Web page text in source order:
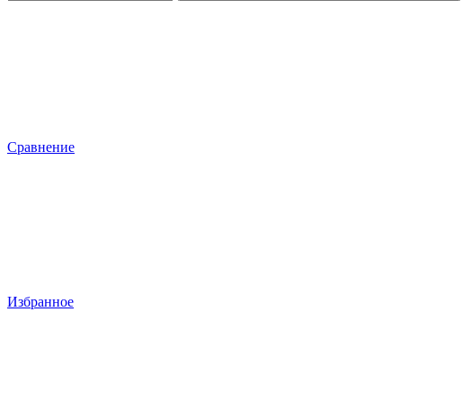
Сравнение
Избранное